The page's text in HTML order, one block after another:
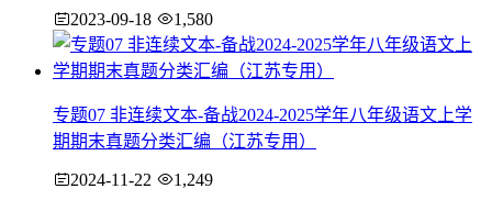
2023-09-18 1,580
专题07 非连续文本-备战2024-2025学年八年级语文上学
期期末真题分类汇编（江苏专用）
2024-11-22 1,249